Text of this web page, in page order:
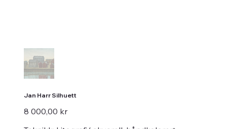
Jan Harr Silhuett
Pris
8 000,00 kr